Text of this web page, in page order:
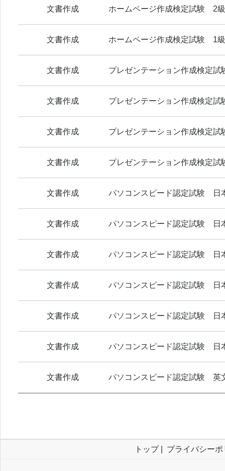
文書作成 ホームページ作成検定試験 2級
文書作成 ホームページ作成検定試験 1級
文書作成 プレゼンテーション作成検定
文書作成 プレゼンテーション作成検定
文書作成 プレゼンテーション作成検定
文書作成 プレゼンテーション作成検定
文書作成 パソコンスピード認定試験
文書作成 パソコンスピード認定試験
文書作成 パソコンスピード認定試験
文書作成 パソコンスピード認定試験
文書作成 パソコンスピード認定試験
文書作成 パソコンスピード認定試験
文書作成 パソコンスピード認定試験
トップ| プライバシーポ